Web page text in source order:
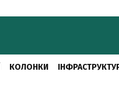
КОЛОНКИ